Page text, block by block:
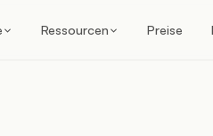
Ressourcen Preise